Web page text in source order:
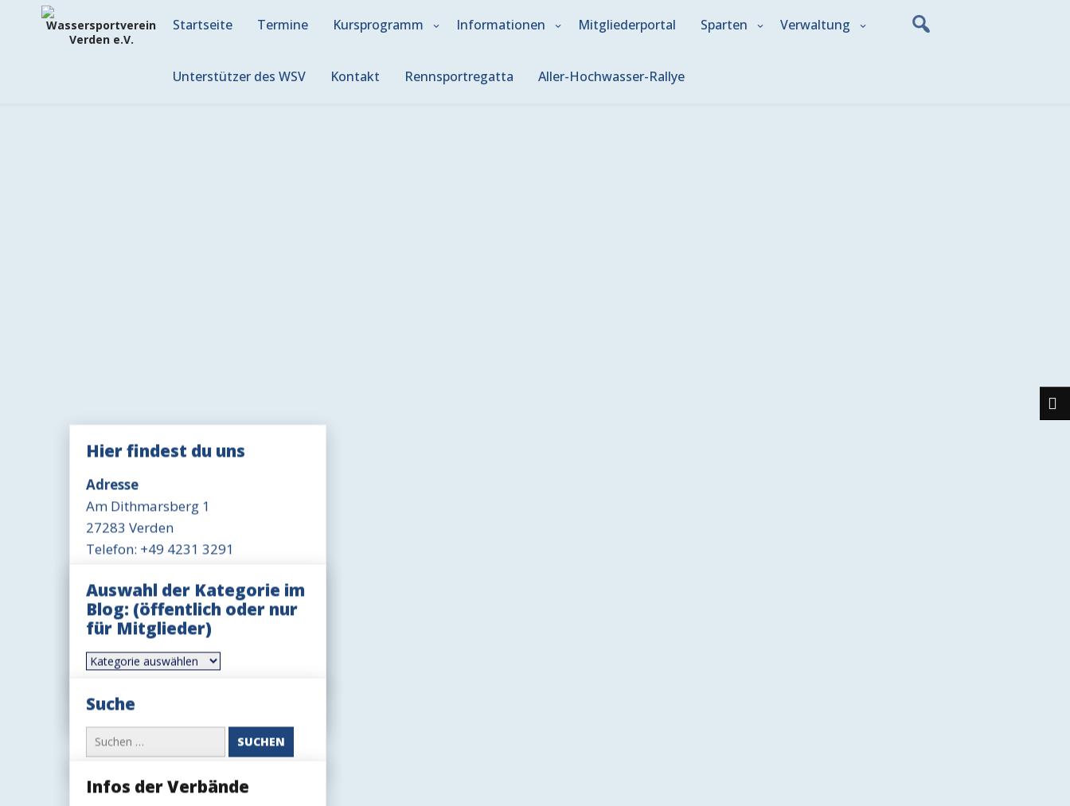
Startseite Termine Kursprogramm Informationen Mitgliederportal Sparten Verwaltung
Unterstützer des WSV Kontakt Rennsportregatta Aller-Hochwasser-Rallye
Hier findest du uns
Adresse
Am Dithmarsberg 1
27283 Verden
Telefon: +49 4231 3291
Öffnungszeit Büro
Mittwoch 18-19 Uhr
Öffnungszeit Gaststätte
Dienstag-Freitag 17-20 Uhr
Sonntag 11-14 Uhr, ggfls. auch
länger
Auswahl der Kategorie im
Blog: (öffentlich oder nur
für Mitglieder)
Auswahl
der
im
Blog:
nur
für
Suche
Suchen
nach:
Infos der Verbände